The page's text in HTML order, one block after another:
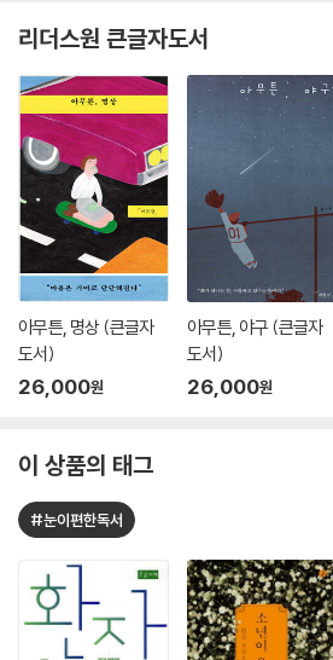
리더스원 큰글자도서
아무튼, 명상 (큰글자
도서)
26,000원
아무튼, 야구 (큰글자
도서)
26,000원
이 상품의 태그
#눈이편한독서